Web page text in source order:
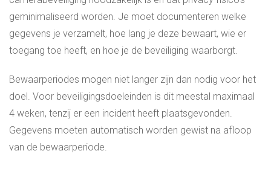
geminimaliseerd worden. Je moet documenteren welke
gegevens je verzamelt, hoe lang je deze bewaart, wie er
toegang toe heeft, en hoe je de beveiliging waarborgt.
Bewaarperiodes mogen niet langer zijn dan nodig voor het
doel. Voor beveiligingsdoeleinden is dit meestal maximaal
4 weken, tenzij er een incident heeft plaatsgevonden.
Gegevens moeten automatisch worden gewist na afloop
van de bewaarperiode.